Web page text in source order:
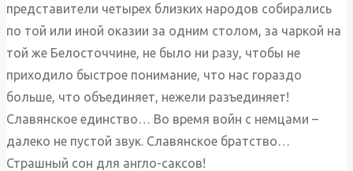
представители четырех близких народов собирались
по той или иной оказии за одним столом, за чаркой на
той же Белосточчине, не было ни разу, чтобы не
приходило быстрое понимание, что нас гораздо
больше, что объединяет, нежели разъединяет!
Славянское единство… Во время войн с немцами –
далеко не пустой звук. Славянское братство…
Страшный сон для англо-саксов!